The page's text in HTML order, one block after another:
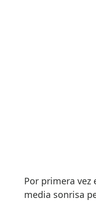
Por primera vez
media sonrisa